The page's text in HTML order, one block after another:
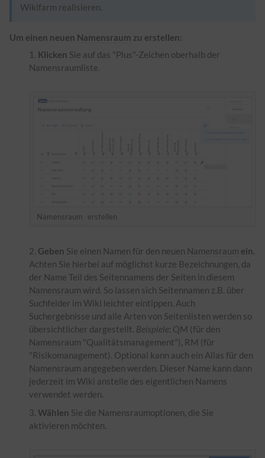
Wikifarm realisieren.
Um einen neuen Namensraum zu erstellen:
Klicken Sie auf das "Plus"-Zeichen oberhalb der
Namensraumliste.
Namensraum erstellen
Geben Sie einen Namen für den neuen Namensraum ein.
Achten Sie hierbei auf möglichst kurze Bezeichnungen, da
der Name Teil des Seitennamens der Seiten in diesem
Namensraum wird. So lassen sich Seitennamen z.B. über
Suchfelder im Wiki leichter eintippen. Auch
Suchergebnisse und alle Arten von Seitenlisten werden so
übersichtlicher dargestellt. Beispiele: QM (für den
Namensraum "Qualitätsmanagement"), RM (für
"Risikomanagement). Optional kann auch ein Alias für den
Namensraum angegeben werden. Dieser Name kann dann
jederzeit im Wiki anstelle des eigentlichen Namens
verwendet werden.
Wählen Sie die Namensraumoptionen, die Sie
aktivieren möchten.